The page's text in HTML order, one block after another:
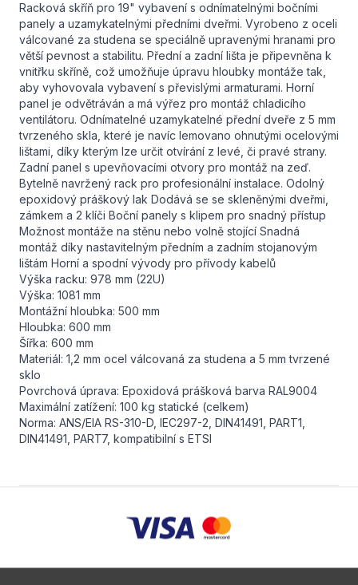
Racková skříň pro 19" vybavení s odnímatelnými bočními
panely a uzamykatelnými předními dveřmi. Vyrobeno z oceli
válcované za studena se speciálně upravenými hranami pro
větší pevnost a stabilitu. Přední a zadní lišta je připevněna k
vnitřku skříně, což umožňuje úpravu hloubky montáže tak,
aby vyhovovala vybavení s převislými armaturami. Horní
panel je odvětráván a má výřez pro montáž chladicího
ventilátoru. Odnímatelné uzamykatelné přední dveře z 5 mm
tvrzeného skla, které je navíc lemovano ohnutými ocelovými
lištami, díky kterým lze určit otvírání z levé, či pravé strany.
Zadní panel s upevňovacími otvory pro montáž na zeď.
Bytelně navržený rack pro profesionální instalace. Odolný
epoxidový práškový lak Dodává se se skleněnými dveřmi,
zámkem a 2 klíči Boční panely s klipem pro snadný přístup
Možnost montáže na stěnu nebo volně stojící Snadná
montáž díky nastavitelným předním a zadním stojanovým
lištám Horní a spodní vývody pro přívody kabelů
Výška racku: 978 mm (22U)
Výška: 1081 mm
Montážní hloubka: 500 mm
Hloubka: 600 mm
Šířka: 600 mm
Materiál: 1,2 mm ocel válcovaná za studena a 5 mm tvrzené
sklo
Povrchová úprava: Epoxidová prášková barva RAL9004
Maximální zatížení: 100 kg statické (celkem)
Norma: ANS/EIA RS-310-D, IEC297-2, DIN41491, PART1,
DIN41491, PART7, kompatibilní s ETSI